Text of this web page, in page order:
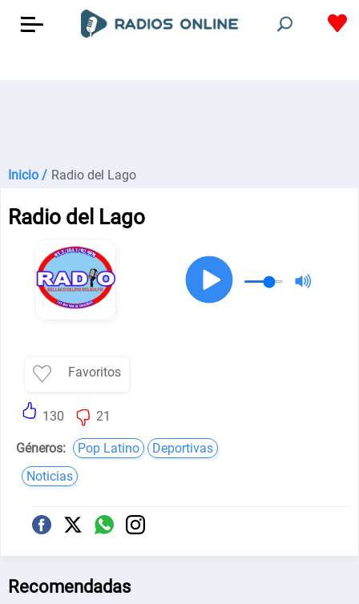
Inicio / Radio del Lago
Radio del Lago
Favoritos
130 21
Géneros: Pop Latino
Deportivas
Noticias
Recomendadas